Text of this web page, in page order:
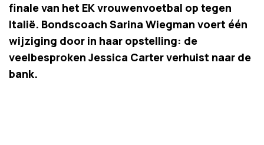
finale van het EK vrouwenvoetbal op tegen
Italië. Bondscoach Sarina Wiegman voert één
wijziging door in haar opstelling: de
veelbesproken Jessica Carter verhuist naar de
bank.